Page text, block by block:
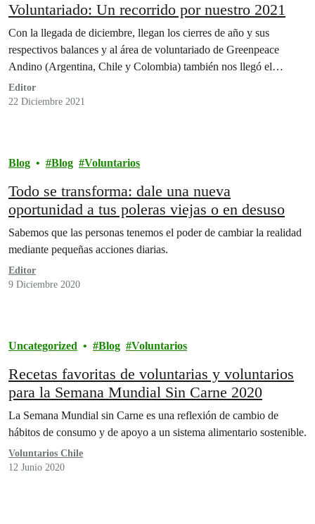
Voluntariado: Un recorrido por nuestro 2021
Con la llegada de diciembre, llegan los cierres de año y sus
respectivos balances y al área de voluntariado de Greenpeace
Andino (Argentina, Chile y Colombia) también nos llegó el…
Editor
22 Diciembre 2021
Blog Blog Voluntarios
Todo se transforma: dale una nueva
oportunidad a tus poleras viejas o en desuso
Sabemos que las personas tenemos el poder de cambiar la realidad
mediante pequeñas acciones diarias.
Editor
9 Diciembre 2020
Uncategorized Blog Voluntarios
Recetas favoritas de voluntarias y voluntarios
para la Semana Mundial Sin Carne 2020
La Semana Mundial sin Carne es una reflexión de cambio de
hábitos de consumo y de apoyo a un sistema alimentario sostenible.
Voluntarios Chile
12 Junio 2020